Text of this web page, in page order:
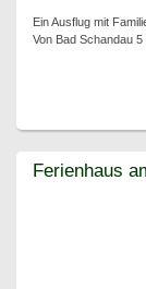
Ein Ausflug mit
Von Bad Schandau 5
Ferienhaus am
Ferienhaus